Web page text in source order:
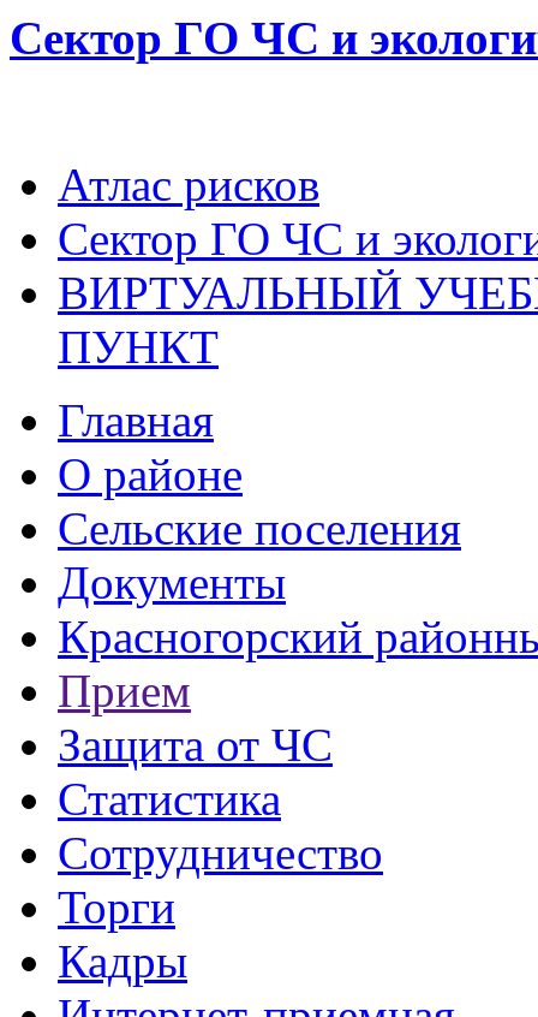
Сектор ГО ЧС и
Атлас рисков
Сектор ГО ЧС и
ВИРТУАЛЬНЫЙ
ПУНКТ
Главная
О районе
Сельские поселения
Документы
Красногорский
Прием
Защита от ЧС
Статистика
Сотрудничество
Торги
Кадры